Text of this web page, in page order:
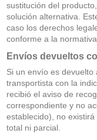
sustitución del
solución alternativa.
caso los derechos
conforme a la normativa
Envíos devueltos
Si un envío es
transportista con la
recibió el aviso de
correspondiente y no
establecido), no
total ni parcial.